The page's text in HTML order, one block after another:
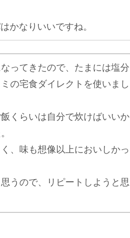
かなりいいですね。
ってきたので、たまには塩分
の宅食ダイレクトを使いまし
くらいは自分で炊けばいいか
、味も想像以上においしかっ
うので、リピートしようと思